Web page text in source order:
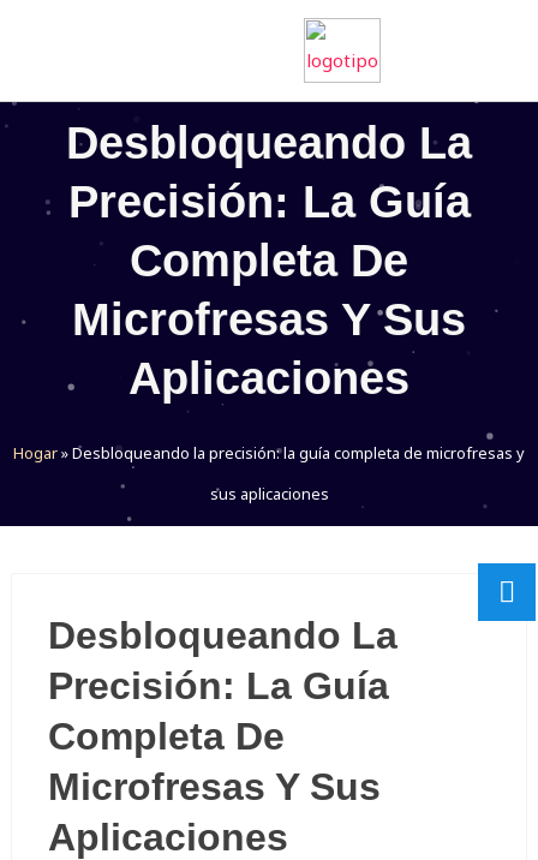
contenido
Desbloqueando La
Precisión: La Guía
Completa De
Microfresas Y Sus
Aplicaciones
Hogar»Desbloqueando la precisión: la guía completa de microfresas y
sus aplicaciones
Desbloqueando La
Precisión: La Guía
Completa De
Microfresas Y Sus
Aplicaciones